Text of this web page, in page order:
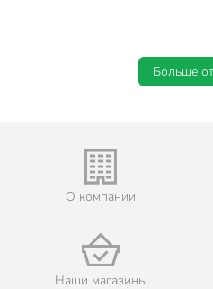
Гарантия производителя, мес
Вес в упаковке
Габариты упаковки
Больше
О компании
Наши магазины